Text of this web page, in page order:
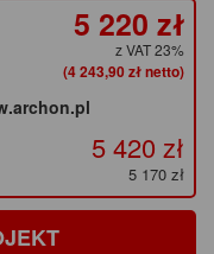
5 220 zł
z VAT 23%
(4 243,90 zł netto)
5 420 zł
5 170 zł